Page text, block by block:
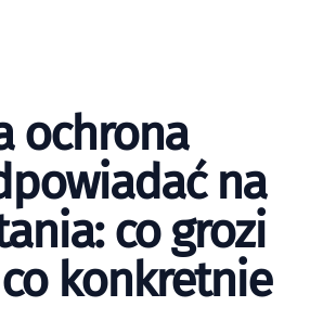
ochrona
na
co grozi
konkretnie